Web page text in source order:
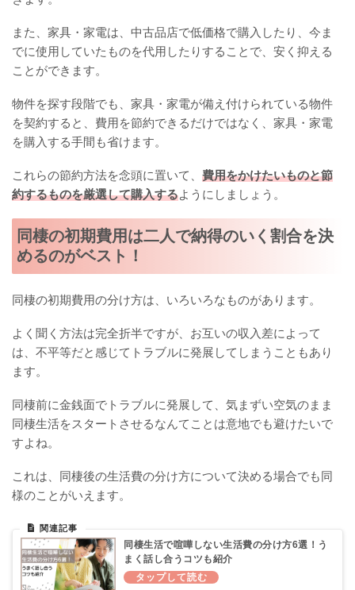
また、家具・家電は、中古品店で低価格で購入したり、今ま
でに使用していたものを代用したりすることで、安く抑える
ことができます。
物件を探す段階でも、家具・家電が備え付けられている物件
を契約すると、費用を節約できるだけではなく、家具・家電
を購入する手間も省けます。
これらの節約方法を念頭に置いて、 費用をかけたいものと節
約するものを厳選して購入するようにしましょう。
同棲の初期費用は二人で納得のいく割合を決
めるのがベスト！
同棲の初期費用の分け方は、いろいろなものがあります。
よく聞く方法は完全折半ですが、お互いの収入差によって
は、不平等だと感じてトラブルに発展してしまうこともあり
ます。
同棲前に金銭面でトラブルに発展して、気まずい空気のまま
同棲生活をスタートさせるなんてことは意地でも避けたいで
すよね。
これは、同棲後の生活費の分け方について決める場合でも同
様のことがいえます。
同棲生活で喧嘩しない生活費の分け方6選！う
まく話し合うコツも紹介